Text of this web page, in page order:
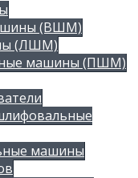
(ВШМ)
(ЛШМ)
машины (ПШМ)
машины